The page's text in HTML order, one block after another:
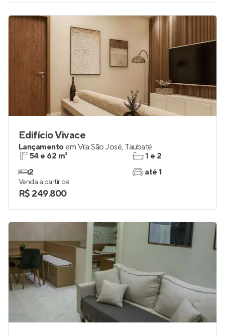
Edifício Vivace
Lançamento em Vila São José, Taubaté
54 e 62 m²
2
1 e 2
até 1
Venda a partir de
R$ 249.800